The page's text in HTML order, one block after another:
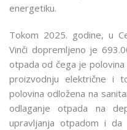
energetiku.
Tokom 2025. godine, u
Vinči dopremljeno je
otpada od čega je
proizvodnju električne i
polovina odložena na
odlaganje otpada na
upravljanja otpadom i